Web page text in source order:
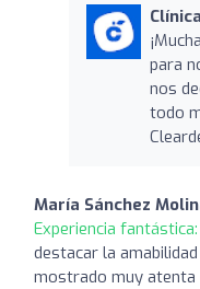
para
nos
todo
María Sánchez
Experiencia fantástica:
destacar la
mostrado muy